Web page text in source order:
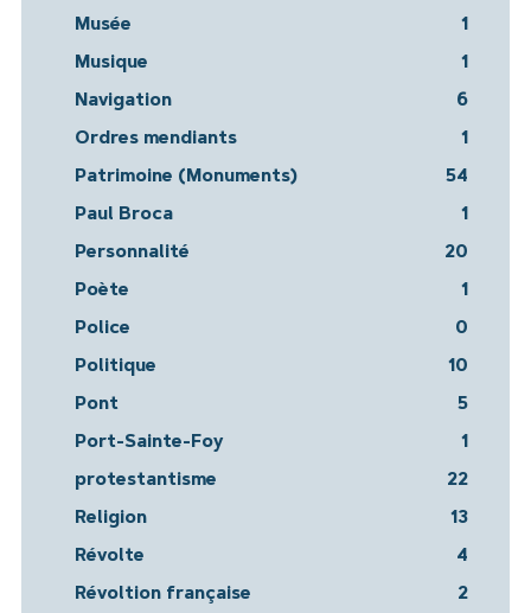
Musée 1
Musique 1
Navigation 6
Ordres mendiants 1
Patrimoine (Monuments) 54
Paul Broca 1
Personnalité 20
Poète 1
Police 0
Politique 10
Pont 5
Port-Sainte-Foy 1
protestantisme 22
Religion 13
Révolte 4
Révoltion française 2